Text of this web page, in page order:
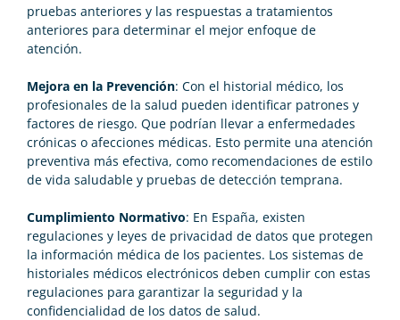
pruebas anteriores y las respuestas a tratamientos
anteriores para determinar el mejor enfoque de
atención.
Mejora en la Prevención: Con el historial médico, los
profesionales de la salud pueden identificar patrones y
factores de riesgo. Que podrían llevar a enfermedades
crónicas o afecciones médicas. Esto permite una atención
preventiva más efectiva, como recomendaciones de estilo
de vida saludable y pruebas de detección temprana.
Cumplimiento Normativo: En España, existen
regulaciones y leyes de privacidad de datos que protegen
la información médica de los pacientes. Los sistemas de
historiales médicos electrónicos deben cumplir con estas
regulaciones para garantizar la seguridad y la
confidencialidad de los datos de salud.